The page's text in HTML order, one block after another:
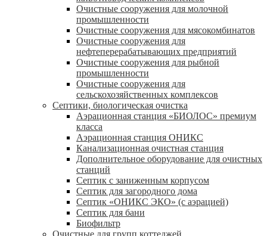
Очистные сооружения для молочной
промышленности
Очистные сооружения для мясокомбинатов
Очистные сооружения для
нефтеперерабатывающих предприятий
Очистные сооружения для рыбной
промышленности
Очистные сооружения для
сельскохозяйственных комплексов
Септики, биологическая очистка
Аэрационная станция «БИОЛОС» премиум
класса
Аэрационная станция ОНИКС
Канализационная очистная станция
Дополнительное оборудование для очистных
станций
Септик с заниженным корпусом
Септик для загородного дома
Септик «ОНИКС ЭКО» (с аэрацией)
Септик для бани
Биофильтр